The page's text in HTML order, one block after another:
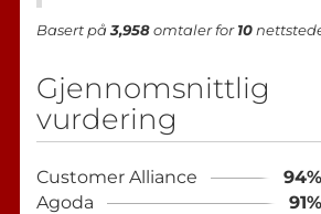
Basert på 3,958omtaler for10
Gjennomsnittlig
vurdering
Customer Alliance
94%
Agoda
91%